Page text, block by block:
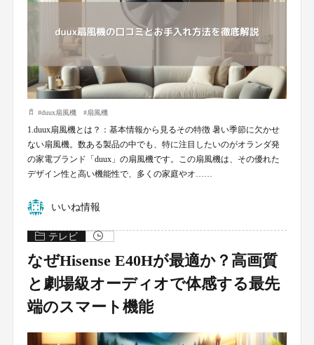
#duux扇風機 #扇風機
1.duux扇風機とは？：基本情報から見るその特徴 暑い季節に欠かせ
ない扇風機。数ある製品の中でも、特に注目したいのがオランダ発
の家電ブランド「duux」の扇風機です。この扇風機は、その優れた
デザイン性と高い機能性で、多くの家庭やオ……
いいね情報
テレビ
なぜHisense E40Hが最適か？高画質
と劇場級オーディオで体感する最先
端のスマート機能